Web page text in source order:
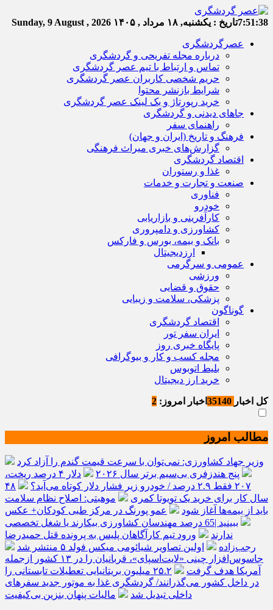
7:51:38تاریخ : یکشنبه, ۱۸ مرداد , ۱۴۰۵ Sunday, 9 August , 2026
عصرگردشگری
درباره مجله تفریحی و گردشگری
تماس و ارتباط با تیم عصر گردشگری
حریم شخصی کاربران عصر گردشگری
شرایط بازنشر محتوا
خرید رپورتاژ و بک لینک عصر گردشگری
جاهای دیدنی و گردشگری
راهنمای سفر
فرهنگ و تاریخ (ایران و جهان)
گزارش‌های خبری میراث فرهنگی
اقتصاد گردشگری
غذا و رستوران
صنعت و تجارت و خدمات
فناوری
خودرو
کارآفرینی و بازاریابی
کشاورزی و دامپروری
بانک و بیمه، بورس و فارکس
ارزدیجیتال
عمومی و سرگرمی
ورزشی
حقوق و قضایی
پزشکی، سلامت و زیبایی
گوناگون
اقتصاد گردشگری
ایران سفر تور
پایگاه خبری روز
مجله کسب و کار و بیوگرافی
بلیط اتوبوس
خرید ارز دیجیتال
کل اخبار اخبار امروز: 2
مطالب امروز
وزیر جهاد کشاورزی: نمی‌توان با سرعت قیمت گندم را آزاد کرد
پنج هندزفری بی‌سیم برتر سال ۲۰۲۶
دلار ۴ درصد ریخت،
۲۰۷ فقط ۲.۹ درصد / خودرو زیر فشار دلار کوتاه می‌آید؟
۴۸
سال کار برای خرید یک تویوتا کمری
موهبتی: اصلاح نظام سلامت
باید از بیمه‌ها آغاز شود
عمو پورنگ در مرکز طبی کودکان+ عکس
ببینید |65 درصد مهندسان کشاورزی بیکارند یا شغل تخصصی
ندارند
ورود تیم کارآگاهان پلیس به پرونده قتل حمیدرضا
رجب‌زاده
اولین تصاویر شیائومی میکس فولد ۵ منتشر شد
جاسوس‌افزار چینی «لایت‌اسپای»، قربانیان را در ۱۳ کشور ازجمله
آمریکا هدف گرفت
۲۵.۲ میلیون بریتانیایی تعطیلات تابستانی را
در داخل کشور می‌گذرانند/ گردشگری غذا به موتور جدید سفرهای
داخلی تبدیل شد
مالیات پنهان بنزین بی‌کیفیت